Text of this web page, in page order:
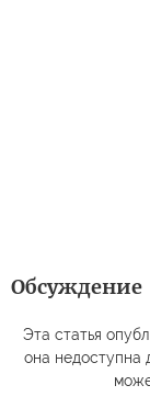
Обсуждение
Эта статья
она недоступна